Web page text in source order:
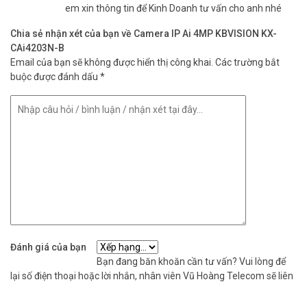
em xin thông tin để Kinh Doanh tư vấn cho anh nhé
Chia sẻ nhận xét của bạn về Camera IP Ai 4MP KBVISION KX-
CAi4203N-B
Email của bạn sẽ không được hiển thị công khai. Các trường bắt
buộc được đánh dấu *
Đánh giá của bạn
Bạn đang băn khoăn cần tư vấn? Vui lòng để
lại số điện thoại hoặc lời nhắn, nhân viên Vũ Hoàng Telecom sẽ liên